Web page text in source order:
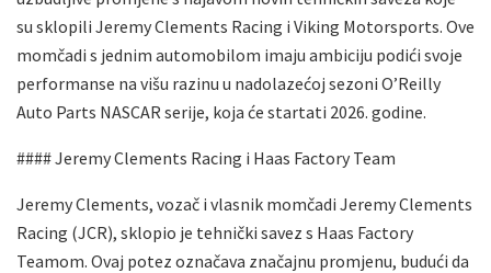
su sklopili Jeremy Clements Racing i Viking Motorsports. Ove
momčadi s jednim automobilom imaju ambiciju podići svoje
performanse na višu razinu u nadolazećoj sezoni O’Reilly
Auto Parts NASCAR serije, koja će startati 2026. godine.
#### Jeremy Clements Racing i Haas Factory Team
Jeremy Clements, vozač i vlasnik momčadi Jeremy Clements
Racing (JCR), sklopio je tehnički savez s Haas Factory
Teamom. Ovaj potez označava značajnu promjenu, budući da